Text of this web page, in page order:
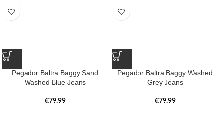
Pegador Baltra Baggy Sand
Washed Blue Jeans
€79.99
Pegador Baltra Baggy Washed
Grey Jeans
€79.99